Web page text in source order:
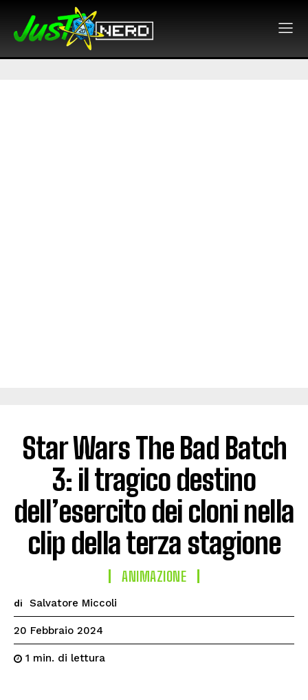
Star Wars The Bad Batch
3: il tragico destino
dell’esercito dei cloni nella
clip della terza stagione
ANIMAZIONE
di Salvatore Miccoli
20 Febbraio 2024
1 min. di lettura